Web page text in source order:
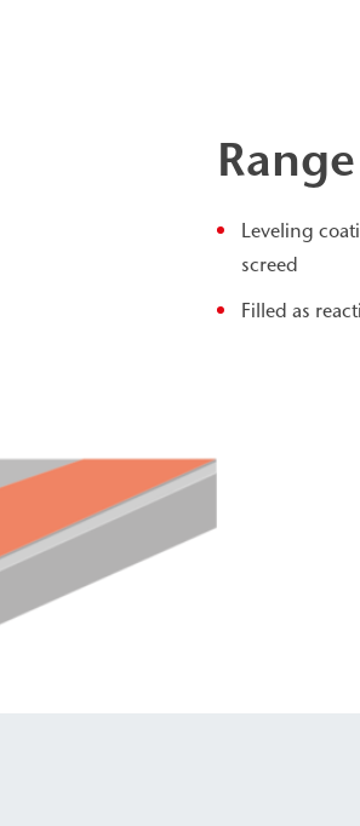
Leveling
screed
Filled as